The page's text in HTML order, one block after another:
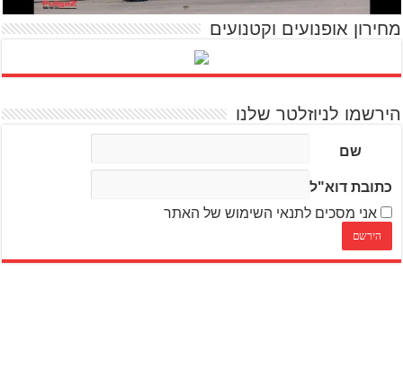
מחירון אופנועים וקטנועים
הירשמו לניוזלטר שלנו
שם
כתובת דוא"ל
אני מסכים לתנאי השימוש של האתר